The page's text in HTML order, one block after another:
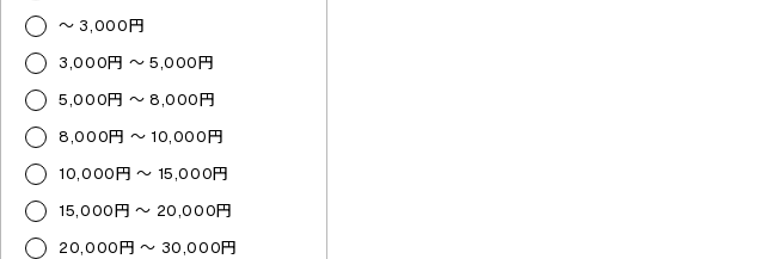
～ 3,000円
3,000円 ～ 5,000円
5,000円 ～ 8,000円
8,000円 ～ 10,000円
10,000円 ～ 15,000円
15,000円 ～ 20,000円
20,000円 ～ 30,000円